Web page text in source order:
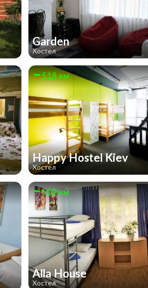
Garden
Хостел
518 км
Happy Hostel Kiev
Хостел
519 км
Alla House
Хостел